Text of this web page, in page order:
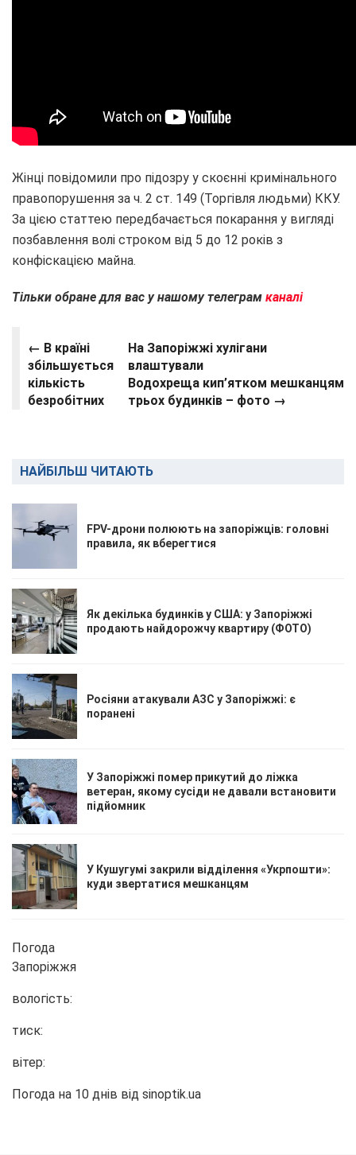
Жінці повідомили про підозру у скоєнні кримінального
правопорушення за ч. 2 ст. 149 (Торгівля людьми) ККУ.
За цією статтею передбачається покарання у вигляді
позбавлення волі строком від 5 до 12 років з
конфіскацією майна.
Тільки обране для вас у нашому телеграм каналі
← В країні
збільшується
кількість
безробітних
На Запоріжжі хулігани
влаштували
Водохреща кип’ятком мешканцям
трьох будинків – фото →
НАЙБІЛЬШ ЧИТАЮТЬ
FPV-дрони полюють на запоріжців: головні
правила, як вберегтися
Як декілька будинків у США: у Запоріжжі
продають найдорожчу квартиру (ФОТО)
Росіяни атакували АЗС у Запоріжжі: є
поранені
У Запоріжжі помер прикутий до ліжка
ветеран, якому сусіди не давали встановити
підйомник
У Кушугумі закрили відділення «Укрпошти»:
куди звертатися мешканцям
Погода
Запоріжжя
вологість:
тиск:
вітер:
Погода на 10 днів від sinoptik.ua